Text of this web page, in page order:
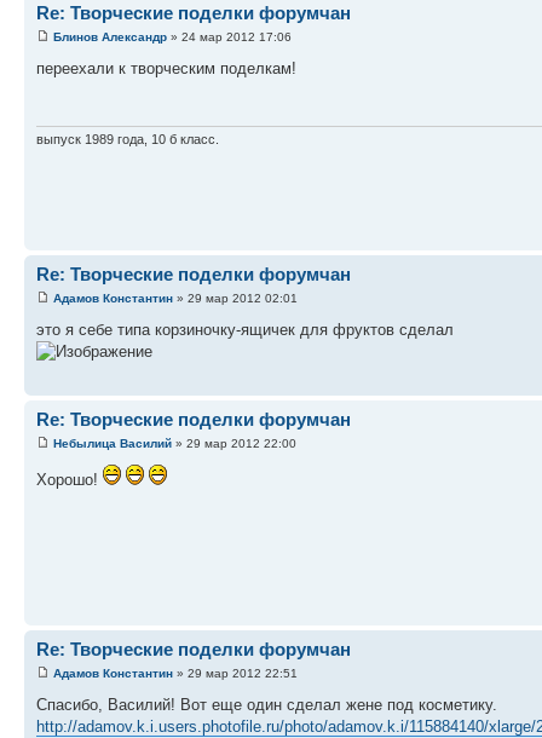
Re: Творческие поделки форумчан
Блинов Александр » 24 мар 2012 17:06
переехали к творческим поделкам!
выпуск 1989 года, 10 б класс.
Re: Творческие поделки форумчан
Адамов Константин » 29 мар 2012 02:01
это я себе типа корзиночку-ящичек для фруктов сделал
Re: Творческие поделки форумчан
Небылица Василий » 29 мар 2012 22:00
Хорошо!
Re: Творческие поделки форумчан
Адамов Константин » 29 мар 2012 22:51
Спасибо, Василий! Вот еще один сделал жене под косметику.
http://adamov.k.i.users.photofile.ru/photo/adamov.k.i/115884140/xlarge/